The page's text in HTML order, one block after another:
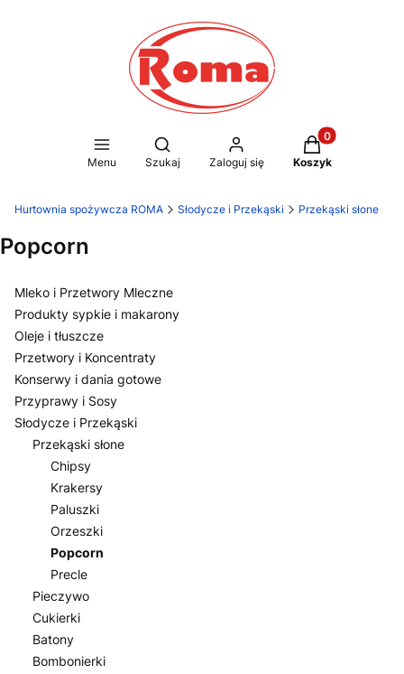
Menu
Otwórz wyszukiwarkę
Szukaj Zaloguj się
Produkty w
Koszyk
Hurtownia spożywcza ROMA Słodycze i Przekąski Przekąski słone
Popcorn
Mleko i Przetwory Mleczne
Produkty sypkie i makarony
Oleje i tłuszcze
Przetwory i Koncentraty
Konserwy i dania gotowe
Przyprawy i Sosy
Słodycze i Przekąski
Przekąski słone
Chipsy
Krakersy
Paluszki
Orzeszki
Popcorn
Precle
Pieczywo
Cukierki
Batony
Bombonierki